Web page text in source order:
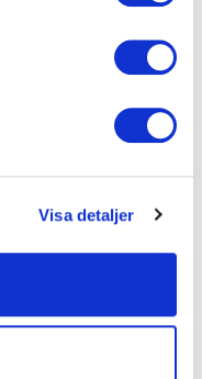
Visa detaljer
med Eklund som
Eklund som den
Ingrosso där